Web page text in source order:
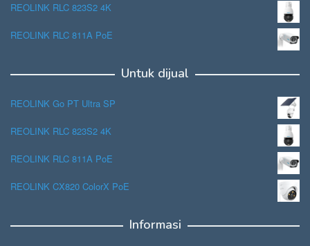
REOLINK RLC 823S2 4K
REOLINK RLC 811A PoE
Untuk dijual
REOLINK Go PT Ultra SP
REOLINK RLC 823S2 4K
REOLINK RLC 811A PoE
REOLINK CX820 ColorX PoE
Informasi